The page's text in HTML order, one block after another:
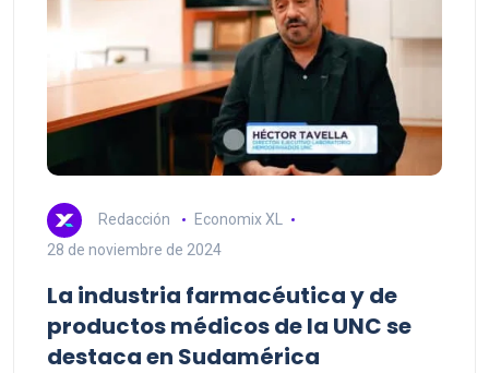
Redacción
Economix XL
28 de noviembre de 2024
La industria farmacéutica y de
productos médicos de la UNC se
destaca en Sudamérica